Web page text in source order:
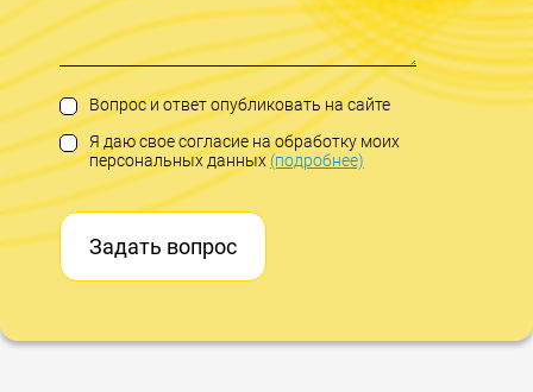
Вопрос и ответ опубликовать на сайте
Я даю свое согласие на обработку моих
персональных данных(подробнее)
Задать вопрос